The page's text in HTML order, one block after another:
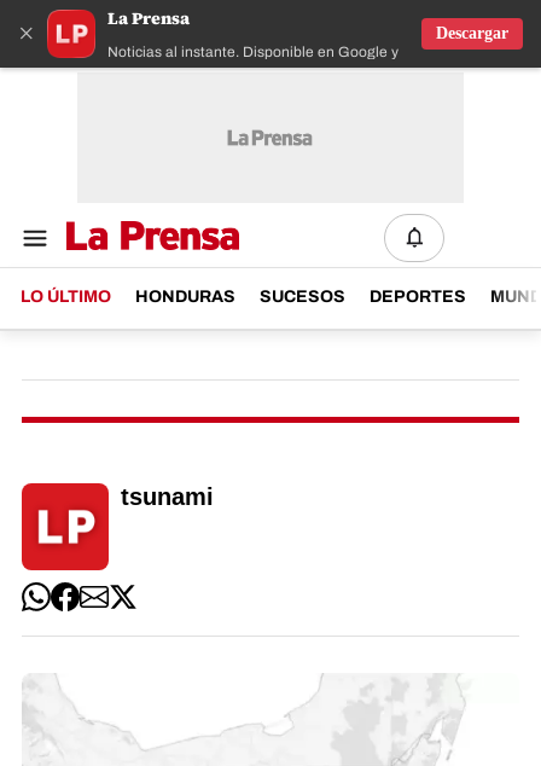
×
La Prensa
Noticias al instante. Disponible en Google y IOS
Descargar
LO ÚLTIMO HONDURAS SUCESOS DEPORTES
tsunami